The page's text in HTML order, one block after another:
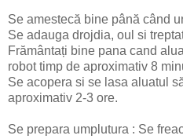
Se amestecă bine până când
Se adauga drojdia, oul si
Frământați bine pana cand
robot timp de aproximativ 8
Se acopera si se lasa aluatul
aproximativ 2-3 ore.
Se prepara umplutura : Se